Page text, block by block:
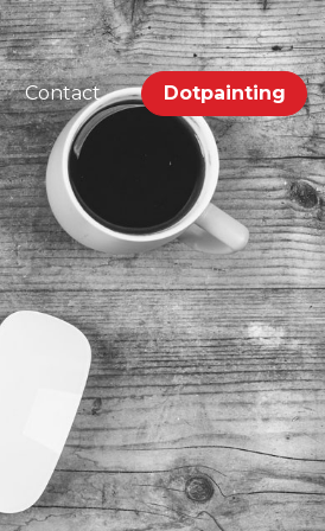
Contact Dotpainting